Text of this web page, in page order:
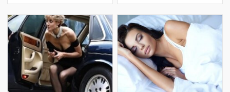
miqdarı kəskin şəkildə artır. Maye
yığılmas
və dəmir mineralları ilə də boldur.
Bel